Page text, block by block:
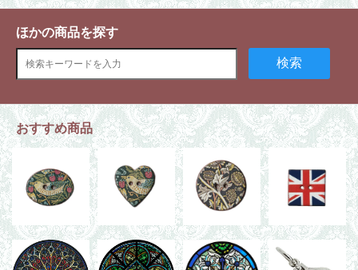
ほかの商品を探す
検索
おすすめ商品